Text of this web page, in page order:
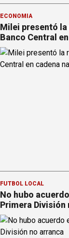
ECONOMÍA
Milei presentó la
Banco Central
FÚTBOL LOCAL
No hubo
Primera División